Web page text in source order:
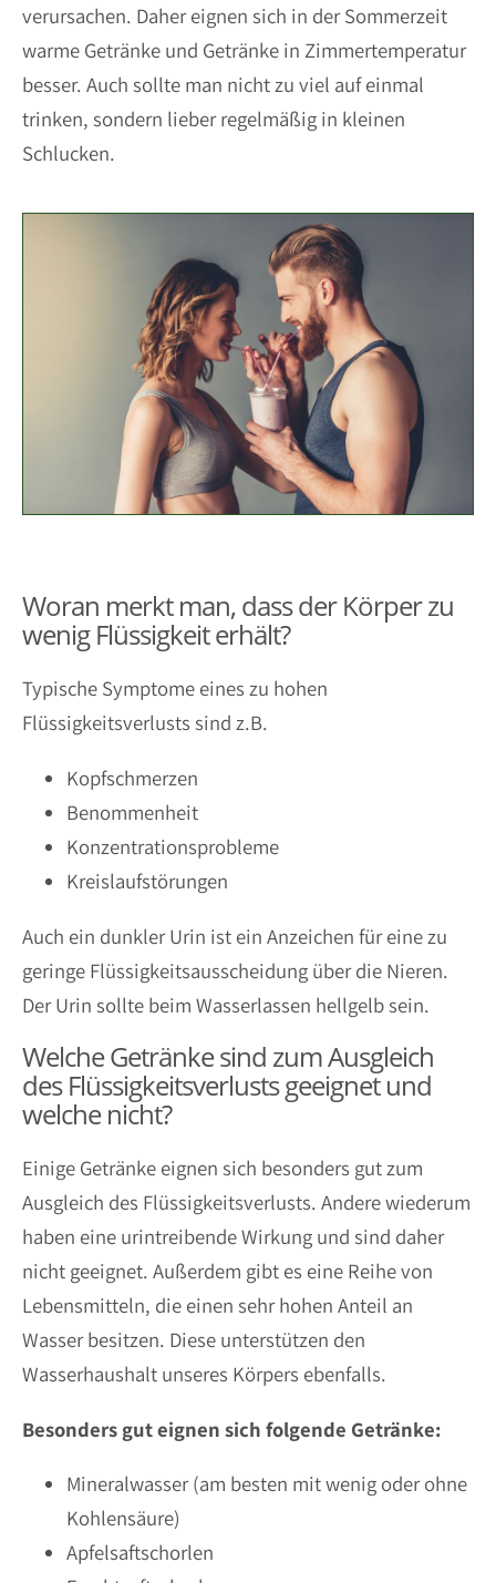
verursachen. Daher eignen sich in der Sommerzeit
warme Getränke und Getränke in Zimmertemperatur
besser. Auch sollte man nicht zu viel auf einmal
trinken, sondern lieber regelmäßig in kleinen
Schlucken.
Woran merkt man, dass der Körper zu
wenig Flüssigkeit erhält?
Typische Symptome eines zu hohen
Flüssigkeitsverlusts sind z.B.
Kopfschmerzen
Benommenheit
Konzentrationsprobleme
Kreislaufstörungen
Auch ein dunkler Urin ist ein Anzeichen für eine zu
geringe Flüssigkeitsausscheidung über die Nieren.
Der Urin sollte beim Wasserlassen hellgelb sein.
Welche Getränke sind zum Ausgleich
des Flüssigkeitsverlusts geeignet und
welche nicht?
Einige Getränke eignen sich besonders gut zum
Ausgleich des Flüssigkeitsverlusts. Andere wiederum
haben eine urintreibende Wirkung und sind daher
nicht geeignet. Außerdem gibt es eine Reihe von
Lebensmitteln, die einen sehr hohen Anteil an
Wasser besitzen. Diese unterstützen den
Wasserhaushalt unseres Körpers ebenfalls.
Besonders gut eignen sich folgende Getränke:
Mineralwasser (am besten mit wenig oder ohne
Kohlensäure)
Apfelsaftschorlen